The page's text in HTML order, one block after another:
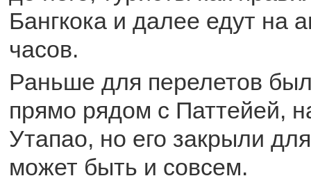
Бангкока и далее едут на
часов.
Раньше для перелетов
прямо рядом с Паттейей,
Утапао, но его закрыли
может быть и совсем.